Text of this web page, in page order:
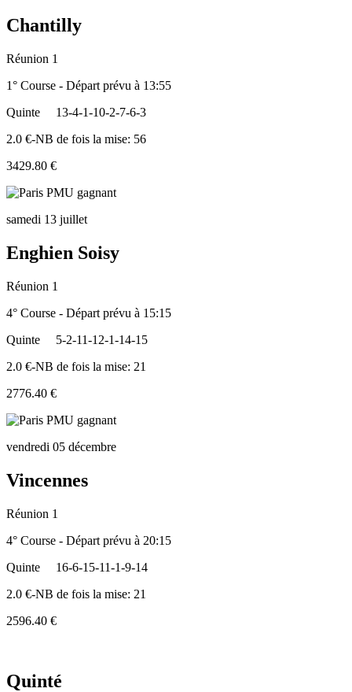
Chantilly
Réunion 1
1° Course - Départ prévu à 13:55
Quinte
13-4-1-10-2-7-6-3
2.0 €-NB de fois la mise: 56
3429.80 €
samedi 13 juillet
Enghien Soisy
Réunion 1
4° Course - Départ prévu à 15:15
Quinte
5-2-11-12-1-14-15
2.0 €-NB de fois la mise: 21
2776.40 €
vendredi 05 décembre
Vincennes
Réunion 1
4° Course - Départ prévu à 20:15
Quinte
16-6-15-11-1-9-14
2.0 €-NB de fois la mise: 21
2596.40 €
Quinté